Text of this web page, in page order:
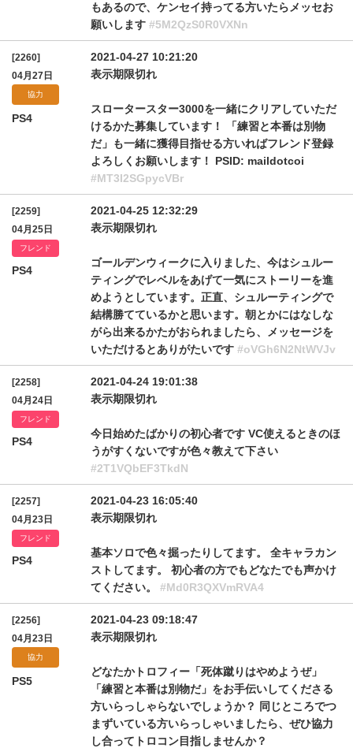
もあるので、ケンセイ持ってる方いたらメッセお
願いします #5M2QzS0R0VXNn
[2260]
04月27日
協力
PS4
2021-04-27 10:21:20
表示期限切れ
スロータースター3000を一緒にクリアしていただ
けるかた募集しています！ 「練習と本番は別物
だ」も一緒に獲得目指せる方いればフレンド登録
よろしくお願いします！ PSID: maildotcoi
#MT3I2SGpycVBr
[2259]
04月25日
フレンド
PS4
2021-04-25 12:32:29
表示期限切れ
ゴールデンウィークに入りました、今はシュルー
ティングでレベルをあげて一気にストーリーを進
めようとしています。正直、シュルーティングで
結構勝てているかと思います。朝とかにはなしな
がら出来るかたがおられましたら、メッセージを
いただけるとありがたいです #oVGh6N2NtWVJv
[2258]
04月24日
フレンド
PS4
2021-04-24 19:01:38
表示期限切れ
今日始めたばかりの初心者です VC使えるときのほ
うがすくないですが色々教えて下さい
#2T1VQbEF3TkdN
[2257]
04月23日
フレンド
PS4
2021-04-23 16:05:40
表示期限切れ
基本ソロで色々掘ったりしてます。 全キャラカン
ストしてます。 初心者の方でもどなたでも声かけ
てください。 #Md0R3QXVmRVA4
[2256]
04月23日
協力
PS5
2021-04-23 09:18:47
表示期限切れ
どなたかトロフィー「死体蹴りはやめようぜ」
「練習と本番は別物だ」をお手伝いしてくださる
方いらっしゃらないでしょうか？ 同じところでつ
まずいている方いらっしゃいましたら、ぜひ協力
し合ってトロコン目指しませんか？